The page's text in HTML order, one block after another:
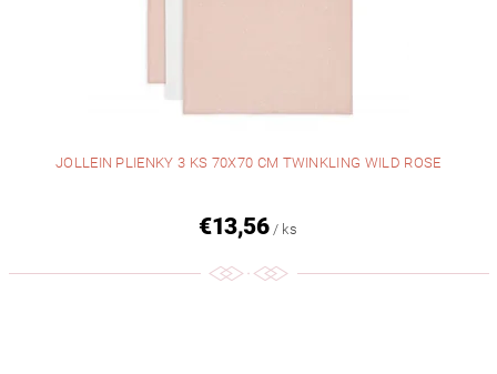
JOLLEIN PLIENKY 3 KS 70X70 CM TWINKLING WILD ROSE
€13,56 / ks